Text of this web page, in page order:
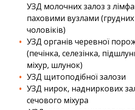
УЗД молочних залоз з
паховими вузлами (грудних
чоловіків)
УЗД органів черевної
(печінка, селезінка,
міхур, шлунок)
УЗД щитоподібної залози
УЗД нирок, надниркових
сечового міхура